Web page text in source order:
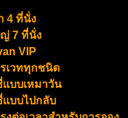
4 ที่นั่ง
7 ที่นั่ง
VIP
เวททุกชนิด
บบเหมาวัน
บบไปกลับ